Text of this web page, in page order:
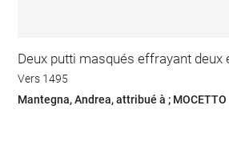
Deux putti masqués effrayant deux
Vers 1495